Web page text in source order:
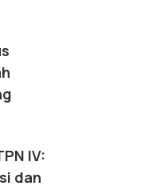
IV:
dan